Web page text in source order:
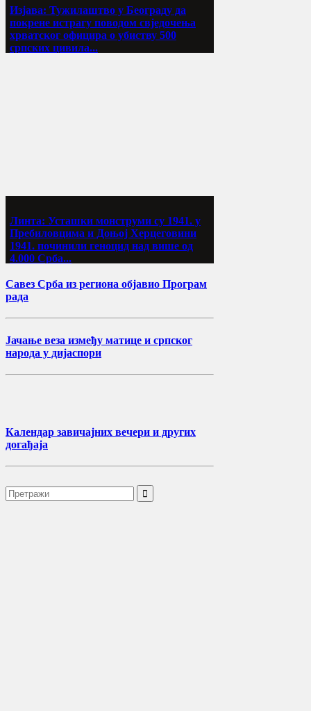
Изјава: Тужилаштво у Београду да
покрене истрагу поводом свједочења
хрватског официра о убиству 500
српских цивила...
Линта: Усташки монструми су 1941. у
Пребиловцима и Доњој Херцеговини
1941. починили геноцид над више од
4.000 Срба...
Савез Срба из региона објавио Програм
рада
Јачање веза између матице и српског
народа у дијаспори
Календар завичајних вечери и других
догађаја